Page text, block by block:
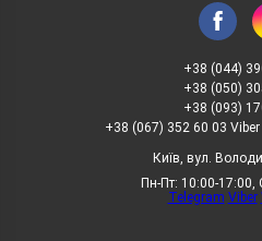
+38 (044)
+38 (050)
+38 (093)
+38 (067) 352 60 03
Київ, вул.
Пн-Пт: 10:00-17:00,
Telegram Viber